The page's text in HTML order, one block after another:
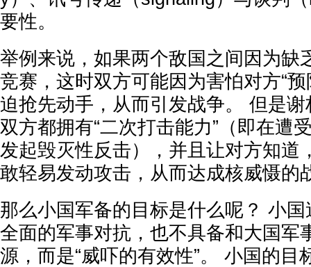
要性。
举例来说，如果两个敌国之间因为缺
竞赛，这时双方可能因为害怕对方“
迫抢先动手，从而引发战争。 但是
双方都拥有“二次打击能力”（即在遭
发起毁灭性反击），并且让对方知道
敢轻易发动攻击，从而达成核威慑的
那么小国军备的目标是什么呢？ 小
全面的军事对抗，也不具备和大国军
源，而是“威吓的有效性”。 小国的目